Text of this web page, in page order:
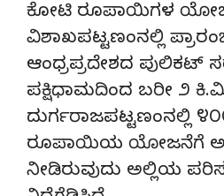
ಕೋಟಿ ರೂಪಾಯಿಗಳ
ವಿಶಾಖಪಟ್ಟಣಂನಲ್ಲಿ
ಆಂಧ್ರಪ್ರದೇಶದ ಪುಲಿಕಟ್
ಪಕ್ಷಿಧಾಮದಿಂದ ಬರೀ ೨
ದುರ್ಗರಾಜಪಟ್ಟಣಂನಲ್ಲಿ
ರೂಪಾಯಿಯ ಯೋಜನೆಗೆ
ನೀಡಿರುವುದು ಅಲ್ಲಿಯ